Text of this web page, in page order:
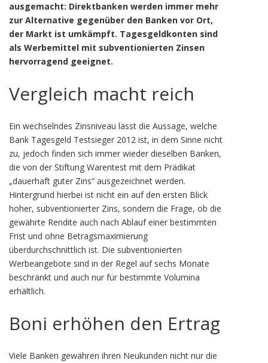
ausgemacht: Direktbanken werden immer mehr
zur Alternative gegenüber den Banken vor Ort,
der Markt ist umkämpft. Tagesgeldkonten sind
als Werbemittel mit subventionierten Zinsen
hervorragend geeignet.
Vergleich macht reich
Ein wechselndes Zinsniveau lässt die Aussage, welche
Bank Tagesgeld Testsieger 2012 ist, in dem Sinne nicht
zu, jedoch finden sich immer wieder dieselben Banken,
die von der Stiftung Warentest mit dem Prädikat
„dauerhaft guter Zins“ ausgezeichnet werden.
Hintergrund hierbei ist nicht ein auf den ersten Blick
hoher, subventionierter Zins, sondern die Frage, ob die
gewährte Rendite auch nach Ablauf einer bestimmten
Frist und ohne Betragsmaximierung
überdurchschnittlich ist. Die subventionierten
Werbeangebote sind in der Regel auf sechs Monate
beschränkt und auch nur für bestimmte Volumina
erhältlich.
Boni erhöhen den Ertrag
Viele Banken gewähren ihren Neukunden nicht nur die